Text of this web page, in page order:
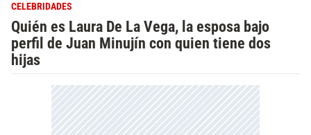
CELEBRIDADES
Quién es Laura De La Vega, la esposa bajo
perfil de Juan Minujín con quien tiene dos
hijas